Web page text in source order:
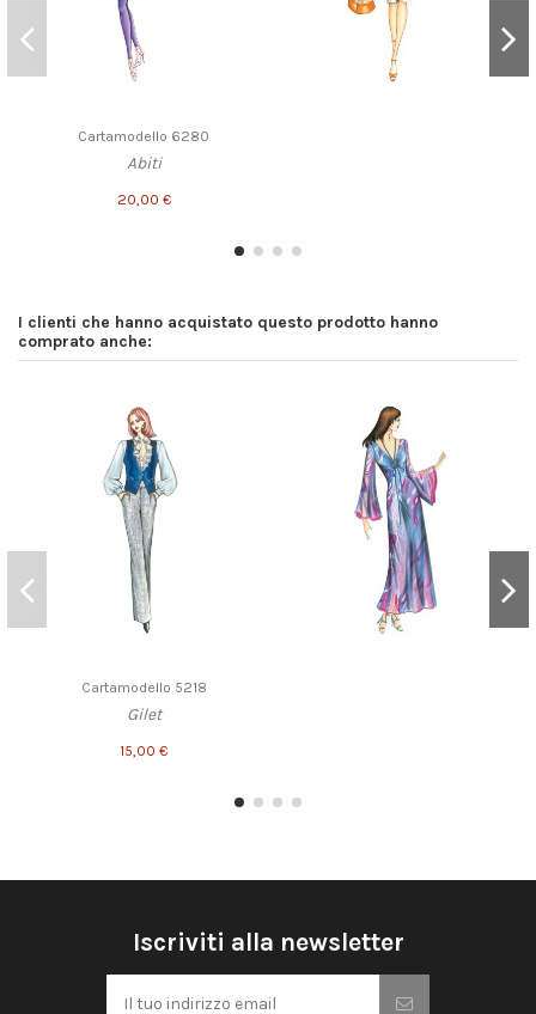
Cartamodello 6280
Abiti
20,00 €
I clienti che hanno acquistato questo prodotto hanno
comprato anche:
Cartamodello 5218
Gilet
15,00 €
Iscriviti alla newsletter